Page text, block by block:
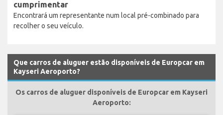
cumprimentar
Encontrará um representante num local pré-combinado para
recolher o seu veículo.
Que carros de aluguer estão disponíveis de Europcar em
Kayseri Aeroporto?
Os carros de aluguer disponíveis de Europcar em Kayseri
Aeroporto: